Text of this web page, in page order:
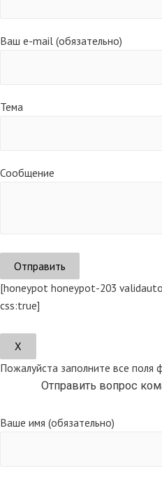
Ваш e-mail (обязательно)
Тема
Сообщение
[honeypot honeypot-203
css:true]
Х
Пожалуйста заполните все поля
Отправить вопрос
Ваше имя (обязательно)